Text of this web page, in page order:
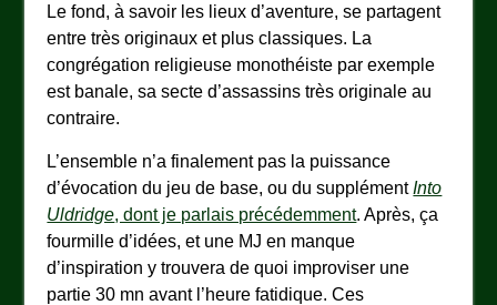
Le fond, à savoir les lieux d’aventure, se partagent
entre très originaux et plus classiques. La
congrégation religieuse monothéiste par exemple
est banale, sa secte d’assassins très originale au
contraire.
L’ensemble n’a finalement pas la puissance
d’évocation du jeu de base, ou du supplémentInto
Uldridge, dont je parlais précédemment. Après, ça
fourmille d’idées, et une MJ en manque
d’inspiration y trouvera de quoi improviser une
partie 30 mn avant l’heure fatidique. Ces